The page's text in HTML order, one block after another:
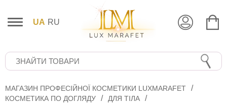
UA RU
МАГАЗИН ПРОФЕСІЙНОЇ КОСМЕТИКИ LUXMARAFET
КОСМЕТИКА ПО ДОГЛЯДУ
ДЛЯ ТІЛА